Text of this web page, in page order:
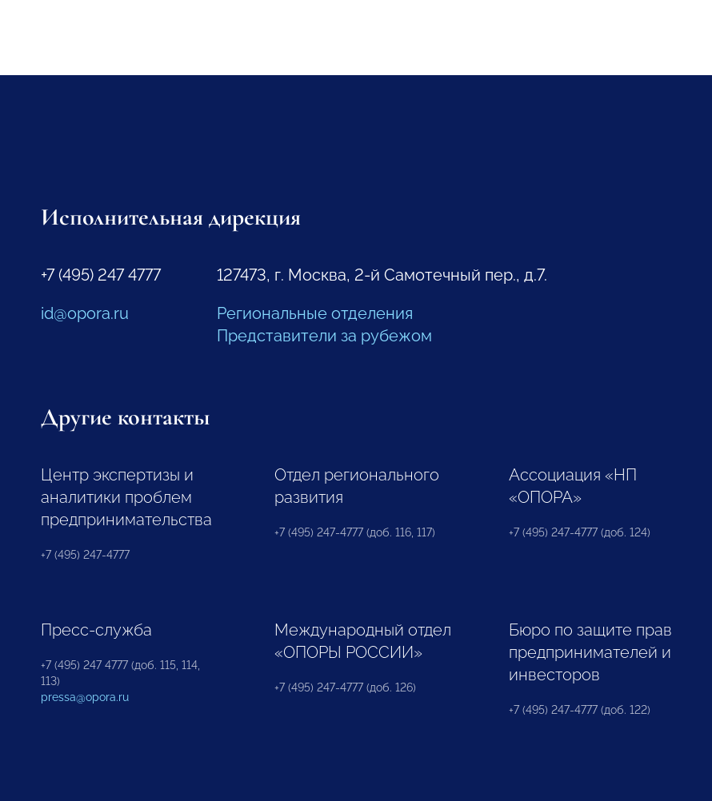
Исполнительная дирекция
+7 (495) 247 4777
id@opora.ru
127473, г. Москва, 2-й Самотечный пер., д.7.
Региональные отделения
Представители за рубежом
Другие контакты
Центр экспертизы и
аналитики проблем
предпринимательства
+7 (495) 247-4777
Отдел регионального
развития
+7 (495) 247-4777 (доб. 116, 117)
Ассоциация «НП
«ОПОРА»
+7 (495) 247-4777 (доб. 124)
Пресс-служба
+7 (495) 247 4777 (доб. 115, 114,
113)
pressa@opora.ru
Международный отдел
«ОПОРЫ РОССИИ»
+7 (495) 247-4777 (доб. 126)
Бюро по защите прав
предпринимателей и
инвесторов
+7 (495) 247-4777 (доб. 122)